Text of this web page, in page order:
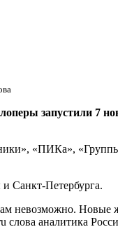
запустили 7
«ПИКа»,
Санкт-Петербурга.
невозможно. Новые
аналитика